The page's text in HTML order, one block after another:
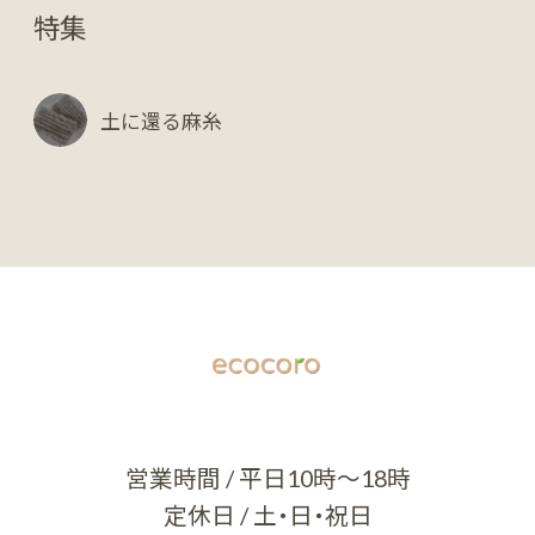
特集
土に還る麻糸
営業時間 / 平日10時～18時
定休日 / 土・日・祝日